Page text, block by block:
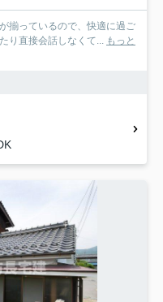
揃っているので、快適に過ご
り直接会話しなくて... もっと